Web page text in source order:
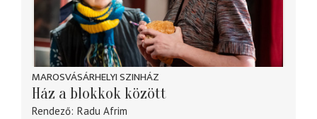
MAROSVÁSÁRHELYI SZINHÁZ
Ház a blokkok között
Rendező Radu Afrim